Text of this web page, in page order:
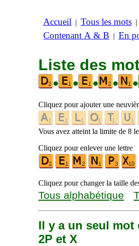
Accueil | Tous les mots |
Contenant A & B | En
Liste des
•
• • • •
Cliquez pour ajouter une
Vous avez atteint la limite de 8
Cliquez pour enlever une lettre
Cliquez pour changer la taille
Tous alphabétique
Il y a un seul mot
2P et X